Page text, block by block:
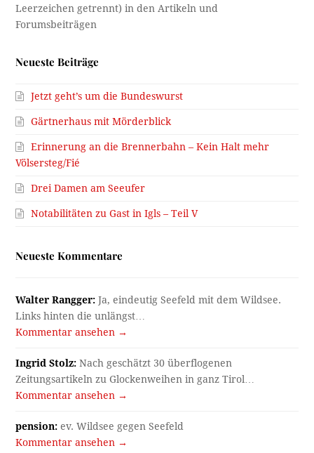
Neueste Beiträge
Jetzt geht’s um die Bundeswurst
Gärtnerhaus mit Mörderblick
Erinnerung an die Brennerbahn – Kein Halt mehr
Völsersteg/Fié
Drei Damen am Seeufer
Notabilitäten zu Gast in Igls – Teil V
Neueste Kommentare
Walter Rangger: Ja, eindeutig Seefeld mit dem Wildsee.
Links hinten die unlängst…
Kommentar ansehen →
Ingrid Stolz: Nach geschätzt 30 überflogenen
Zeitungsartikeln zu Glockenweihen in ganz Tirol…
Kommentar ansehen →
pension: ev. Wildsee gegen Seefeld
Kommentar ansehen →